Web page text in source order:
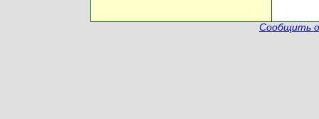
Сообщить о